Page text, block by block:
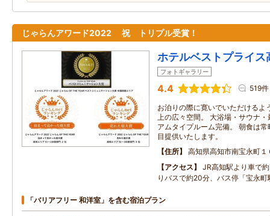
じゃらんアワード2022 祝 トリプル受賞！
ホテルベストプライス
フォトギャラリー
4.4 519件
お泊りの際に寛いでいただけるよ
上の広々空間。 大浴場・サウナ
アムタイプルーム完備。 朝食は
目提供いたします。
住所
高知県高知市南宝永町１
アクセス
JR高知駅より車で
りバスで約20分、バス停「宝永
「バリアフリー 和洋室」を含む宿泊プラン